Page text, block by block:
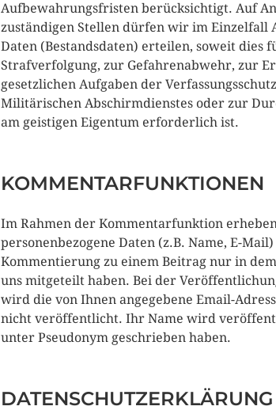
Aufbewahrungsfristen berücksichtigt. Auf
zuständigen Stellen dürfen wir im Einzelfall
Daten (Bestandsdaten) erteilen, soweit dies
Strafverfolgung, zur Gefahrenabwehr, zur
gesetzlichen Aufgaben der
Militärischen Abschirmdienstes oder zur
am geistigen Eigentum erforderlich ist.
KOMMENTARFUNKTIONEN
Im Rahmen der Kommentarfunktion
personenbezogene Daten (z.B. Name, E-
Kommentierung zu einem Beitrag nur in
uns mitgeteilt haben. Bei der
wird die von Ihnen angegebene Email-
nicht veröffentlicht. Ihr Name wird
unter Pseudonym geschrieben haben.